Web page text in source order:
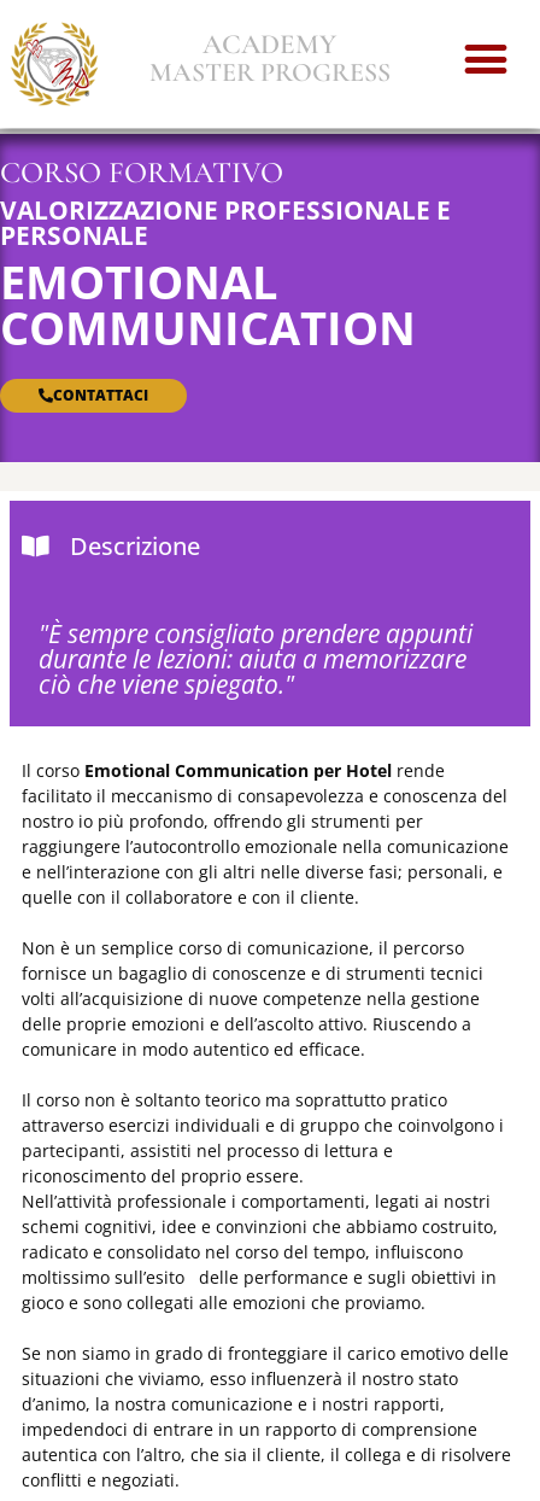
ACADEMY
MASTER PROGRESS
CORSO FORMATIVO
VALORIZZAZIONE PROFESSIONALE E
PERSONALE
EMOTIONAL
COMMUNICATION
CONTATTACI
Descrizione
"È sempre consigliato prendere appunti
durante le lezioni: aiuta a memorizzare
ciò che viene spiegato."
Il corso Emotional Communication per Hotel rende
facilitato il meccanismo di consapevolezza e conoscenza del
nostro io più profondo, offrendo gli strumenti per
raggiungere l’autocontrollo emozionale nella comunicazione
e nell’interazione con gli altri nelle diverse fasi; personali, e
quelle con il collaboratore e con il cliente.
Non è un semplice corso di comunicazione, il percorso
fornisce un bagaglio di conoscenze e di strumenti tecnici
volti all’acquisizione di nuove competenze nella gestione
delle proprie emozioni e dell’ascolto attivo. Riuscendo a
comunicare in modo autentico ed efficace.
Il corso non è soltanto teorico ma soprattutto pratico
attraverso esercizi individuali e di gruppo che coinvolgono i
partecipanti, assistiti nel processo di lettura e
riconoscimento del proprio essere.
Nell’attività professionale i comportamenti, legati ai nostri
schemi cognitivi, idee e convinzioni che abbiamo costruito,
radicato e consolidato nel corso del tempo, influiscono
moltissimo sull’esito delle performance e sugli obiettivi in
gioco e sono collegati alle emozioni che proviamo.
Se non siamo in grado di fronteggiare il carico emotivo delle
situazioni che viviamo, esso influenzerà il nostro stato
d’animo, la nostra comunicazione e i nostri rapporti,
impedendoci di entrare in un rapporto di comprensione
autentica con l’altro, che sia il cliente, il collega e di risolvere
conflitti e negoziati.